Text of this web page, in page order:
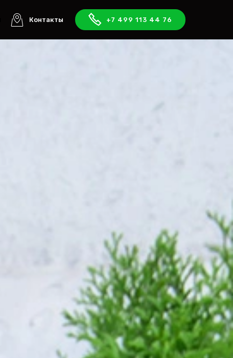
Контакты +7 499 113 44 76